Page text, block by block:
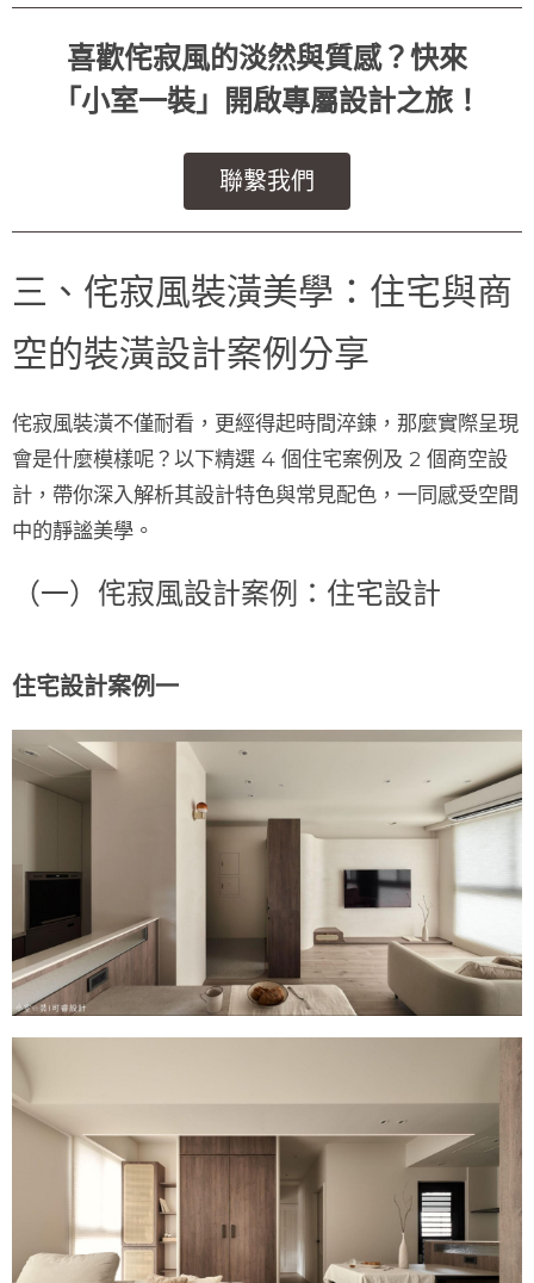
喜歡侘寂風的淡然與質感？快來
「小室一裝」開啟專屬設計之旅！
聯繫我們
三、侘寂風裝潢美學：住宅與商
空的裝潢設計案例分享
侘寂風裝潢不僅耐看，更經得起時間淬鍊，那麼實際呈現
會是什麼模樣呢？以下精選 4 個住宅案例及 2 個商空設
計，帶你深入解析其設計特色與常見配色，一同感受空間
中的靜謐美學。
（一）侘寂風設計案例：住宅設計
住宅設計案例一